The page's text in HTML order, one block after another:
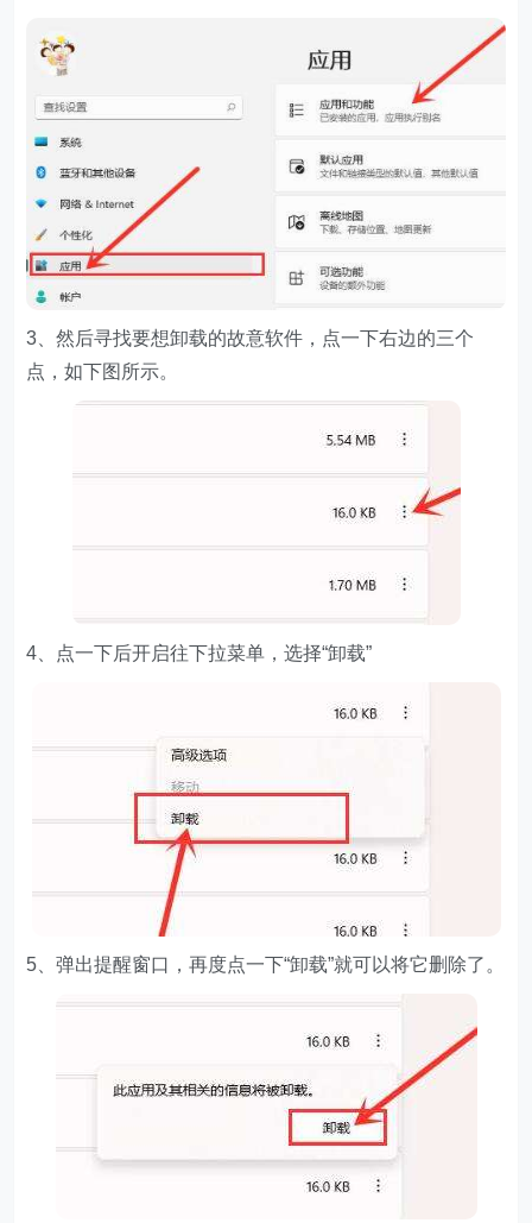
3、然后寻找要想卸载的故意软件，点一下右边的三个
点，如下图所示。
4、点一下后开启往下拉菜单，选择“卸载”
5、弹出提醒窗口，再度点一下“卸载”就可以将它删除了。